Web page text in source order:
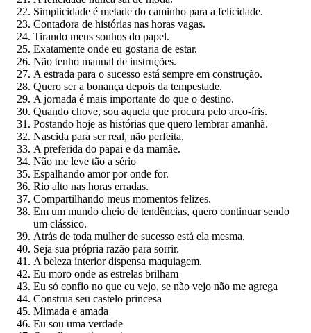
Simplicidade é metade do caminho para a felicidade.
Contadora de histórias nas horas vagas.
Tirando meus sonhos do papel.
Exatamente onde eu gostaria de estar.
Não tenho manual de instruções.
A estrada para o sucesso está sempre em construção.
Quero ser a bonança depois da tempestade.
A jornada é mais importante do que o destino.
Quando chove, sou aquela que procura pelo arco-íris.
Postando hoje as histórias que quero lembrar amanhã.
Nascida para ser real, não perfeita.
A preferida do papai e da mamãe.
Não me leve tão a sério
Espalhando amor por onde for.
Rio alto nas horas erradas.
Compartilhando meus momentos felizes.
Em um mundo cheio de tendências, quero continuar sendo
um clássico.
Atrás de toda mulher de sucesso está ela mesma.
Seja sua própria razão para sorrir.
A beleza interior dispensa maquiagem.
Eu moro onde as estrelas brilham
Eu só confio no que eu vejo, se não vejo não me agrega
Construa seu castelo princesa
Mimada e amada
Eu sou uma verdade